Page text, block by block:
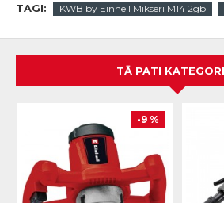
TAGI: KWB by Einhell Mikseri M14 2gb
TĀ PATI
-9 %